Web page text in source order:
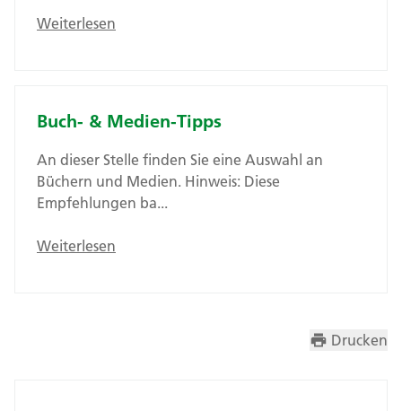
Weiterlesen
Buch- & Medien-Tipps
An dieser Stelle finden Sie eine Auswahl an
Büchern und Medien. Hinweis: Diese
Empfehlungen ba...
Weiterlesen
Drucken